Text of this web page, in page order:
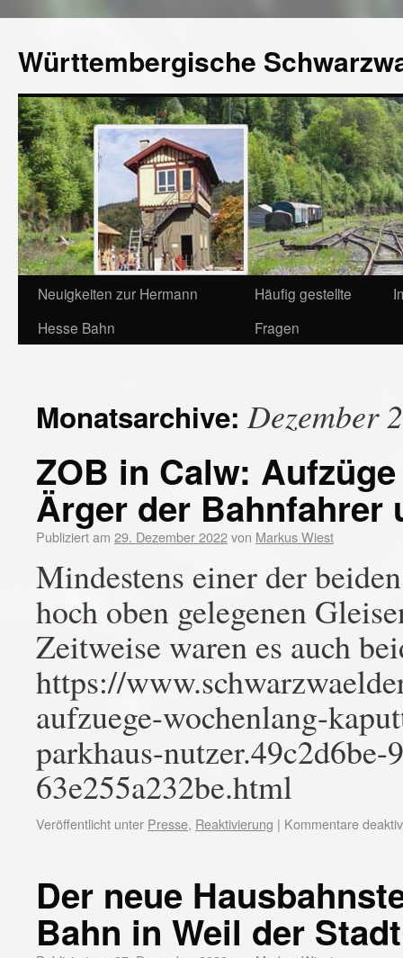
Württembergische
Neuigkeiten zur Hermann
Hesse Bahn
Häufig gestellte
Fragen
Monatsarchive:Dezember
ZOB in Calw:
Ärger der Bahnfahrer
Publiziert am 29. Dezember 2022von Markus Wiest
Mindestens einer der
hoch oben gelegenen
Zeitweise waren es auch
https://
aufzuege-wochenlang-
parkhaus-nutzer.49c2d6be-
63e255a232be.html
Veröffentlicht unter Presse, Reaktivierung | Kommentare
Der neue
Bahn in Weil der Stadt